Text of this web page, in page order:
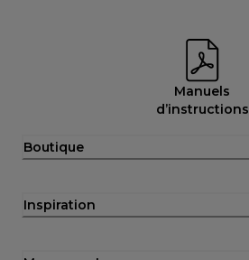
Manuels
d’instructions
Boutique
Inspiration